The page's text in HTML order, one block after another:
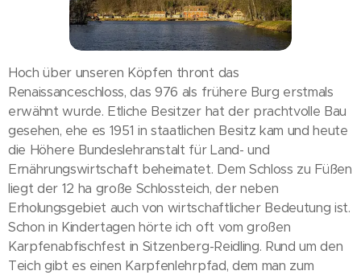
Hoch über unseren Köpfen thront das
Renaissanceschloss, das 976 als frühere Burg erstmals
erwähnt wurde. Etliche Besitzer hat der prachtvolle Bau
gesehen, ehe es 1951 in staatlichen Besitz kam und heute
die Höhere Bundeslehranstalt für Land- und
Ernährungswirtschaft beheimatet. Dem Schloss zu Füßen
liegt der 12 ha große Schlossteich, der neben
Erholungsgebiet auch von wirtschaftlicher Bedeutung ist.
Schon in Kindertagen hörte ich oft vom großen
Karpfenabfischfest in Sitzenberg-Reidling. Rund um den
Teich gibt es einen Karpfenlehrpfad, dem man zum